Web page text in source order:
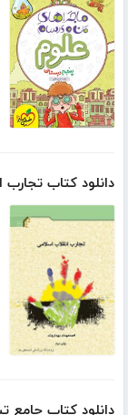
دانلود کتاب تجارب
دانلود کتاب جامع